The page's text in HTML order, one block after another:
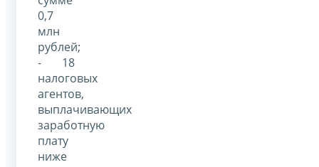
0,7
млн
рублей;
- 18
налоговых
агентов,
выплачивающих
заработную
плату
ниже